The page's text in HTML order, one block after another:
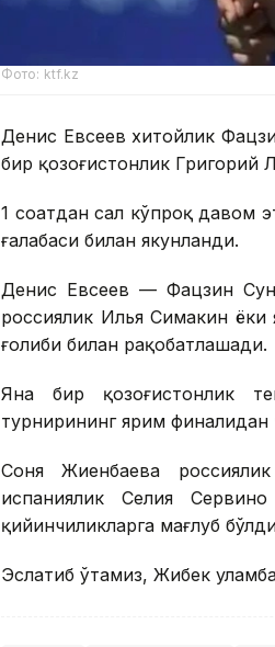
Фото: ktf.kz
Денис Евсеев хитойлик
бир қозоғистонлик
1 соатдан сал кўпроқ давом
ғалабаси билан якунланди.
Денис Евсеев — Фацзин
россиялик Илья Симакин
ғолиби билан рақобатлашади.
Яна бир қозоғистонлик
турнирининг ярим финалидан
Соня Жиенбаева
испаниялик Селия
қийинчиликларга мағлуб
Эслатиб ўтамиз, Жибек